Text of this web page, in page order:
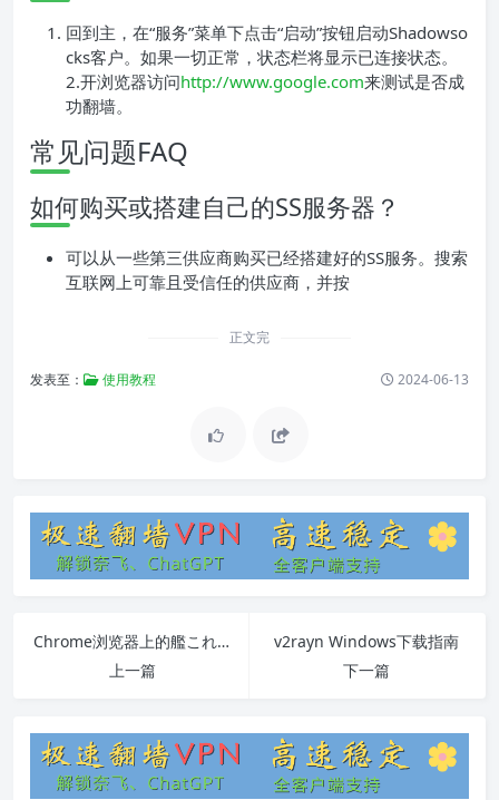
回到主，在“服务”菜单下点击“启动”按钮启动Shadowso
cks客户。如果一切正常，状态栏将显示已连接状态。
2.开浏览器访问http://www.google.com来测试是否成
功翻墙。
常见问题FAQ
如何购买或搭建自己的SS服务器？
可以从一些第三供应商购买已经搭建好的SS服务。搜索
互联网上可靠且受信任的供应商，并按
正文完
发表至： 使用教程 2024-06-13
Chrome浏览器上的艦これVPN设置教程
上一篇
v2rayn Windows下载指南
下一篇